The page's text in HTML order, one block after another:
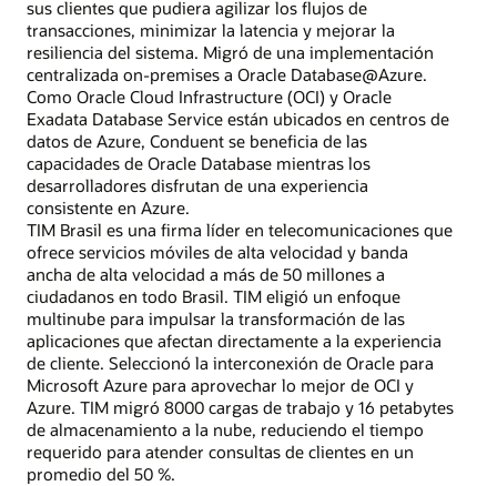
sus clientes que pudiera agilizar los flujos de
transacciones, minimizar la latencia y mejorar la
resiliencia del sistema. Migró de una implementación
centralizada on-premises a Oracle Database@Azure.
Como Oracle Cloud Infrastructure (OCI) y Oracle
Exadata Database Service están ubicados en centros de
datos de Azure, Conduent se beneficia de las
capacidades de Oracle Database mientras los
desarrolladores disfrutan de una experiencia
consistente en Azure.
TIM Brasil es una firma líder en telecomunicaciones que
ofrece servicios móviles de alta velocidad y banda
ancha de alta velocidad a más de 50 millones a
ciudadanos en todo Brasil. TIM eligió un enfoque
multinube para impulsar la transformación de las
aplicaciones que afectan directamente a la experiencia
de cliente. Seleccionó la interconexión de Oracle para
Microsoft Azure para aprovechar lo mejor de OCI y
Azure. TIM migró 8000 cargas de trabajo y 16 petabytes
de almacenamiento a la nube, reduciendo el tiempo
requerido para atender consultas de clientes en un
promedio del 50 %.